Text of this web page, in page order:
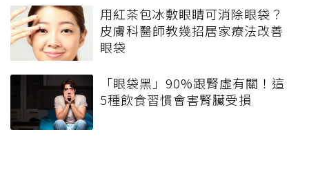
用紅茶包冰敷眼睛可消除眼袋？
皮膚科醫師教幾招居家療法改善
眼袋
「眼袋黑」90%跟腎虛有關！這
5種飲食習慣會害腎臟受損